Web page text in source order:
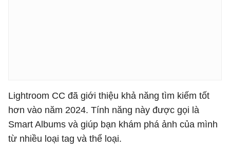
Lightroom CC đã giới thiệu khả năng tìm kiếm tốt
hơn vào năm 2024. Tính năng này được gọi là
Smart Albums và giúp bạn khám phá ảnh của mình
từ nhiều loại tag và thể loại.